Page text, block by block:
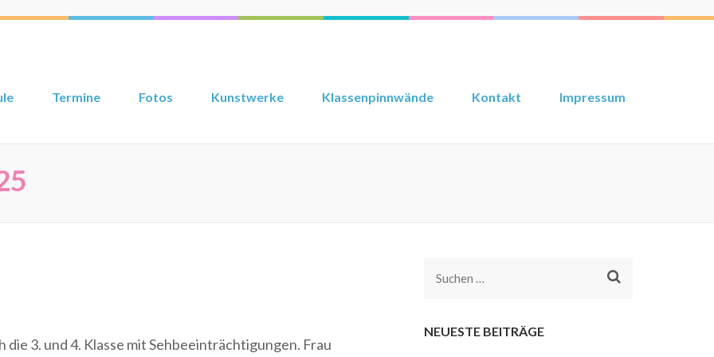
Termine Fotos Kunstwerke Klassenpinnwände Kontakt Impressum
3. und 4. Klasse mit Sehbeeinträchtigungen. Frau
Suchen
NEUESTE BEITRÄGE